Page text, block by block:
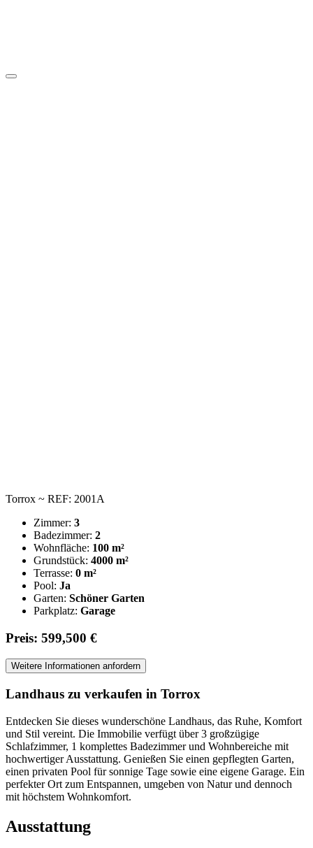
Torrox ~ REF: 2001A
Zimmer: 3
Badezimmer: 2
Wohnfläche: 100 m²
Grundstück: 4000 m²
Terrasse: 0 m²
Pool: Ja
Garten: Schöner Garten
Parkplatz: Garage
Preis: 599,500 €
Weitere Informationen anfordern
Landhaus zu verkaufen in Torrox
Entdecken Sie dieses wunderschöne Landhaus, das Ruhe, Komfort
und Stil vereint. Die Immobilie verfügt über 3 großzügige
Schlafzimmer, 1 komplettes Badezimmer und Wohnbereiche mit
hochwertiger Ausstattung. Genießen Sie einen gepflegten Garten,
einen privaten Pool für sonnige Tage sowie eine eigene Garage. Ein
perfekter Ort zum Entspannen, umgeben von Natur und dennoch
mit höchstem Wohnkomfort.
Ausstattung